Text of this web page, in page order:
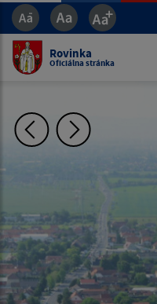
Rovinka
Oficiálna stránka